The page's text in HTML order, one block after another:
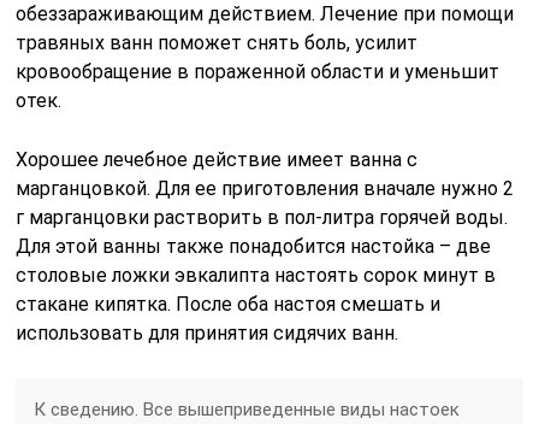
обеззараживающим действием. Лечение при помощи
травяных ванн поможет снять боль, усилит
кровообращение в пораженной области и уменьшит
отек.
Хорошее лечебное действие имеет ванна с
марганцовкой. Для ее приготовления вначале нужно 2
г марганцовки растворить в пол-литра горячей воды.
Для этой ванны также понадобится настойка – две
столовые ложки эвкалипта настоять сорок минут в
стакане кипятка. После оба настоя смешать и
использовать для принятия сидячих ванн.
К сведению. Все вышеприведенные виды настоек